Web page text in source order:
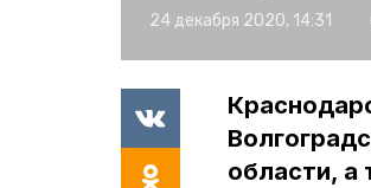
24 декабря 2020, 14:31
области, а